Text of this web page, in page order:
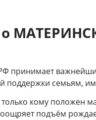
о
принимает
поддержки семьям,
кому положен
подъём